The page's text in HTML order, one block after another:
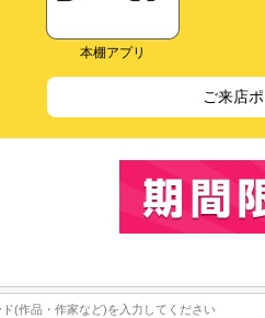
本棚アプリ
ご来店